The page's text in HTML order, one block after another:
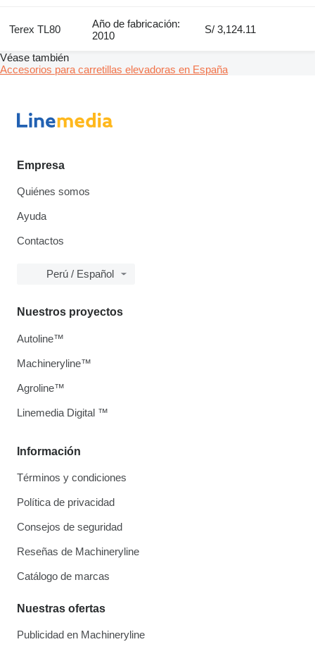
Terex TL80
Año de fabricación:
2010
S/ 3,124.11
Véase también
Accesorios para carretillas elevadoras en España
Empresa
Quiénes somos
Ayuda
Contactos
Perú / Español
Información
Términos y condiciones
Política de privacidad
Consejos de seguridad
Reseñas de Machineryline
Catálogo de marcas
Nuestras ofertas
Publicidad en Machineryline
Nuestros proyectos
Autoline™
Machineryline™
Agroline™
Linemedia Digital ™